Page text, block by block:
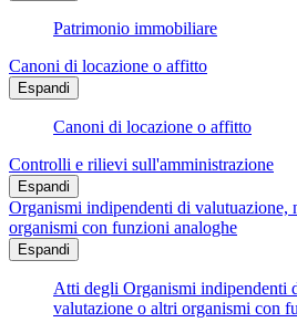
Patrimonio immobiliare
Canoni di locazione o affitto
Espandi
Canoni di locazione o affitto
Controlli e rilievi sull'amministrazione
Espandi
Organismi indipendenti di valutuazione,
organismi con funzioni analoghe
Espandi
Atti degli Organismi indipendenti
valutazione o altri organismi con